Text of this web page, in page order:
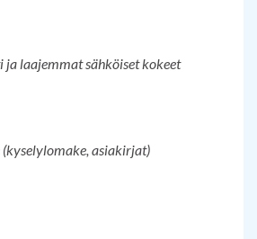
laajemmat sähköiset kokeet
asiakirjat)